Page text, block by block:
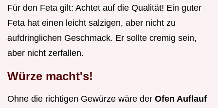
Für den Feta gilt: Achtet auf die Qualität! Ein guter
Feta hat einen leicht salzigen, aber nicht zu
aufdringlichen Geschmack. Er sollte cremig sein,
aber nicht zerfallen.
Würze macht's!
Ohne die richtigen Gewürze wäre der Ofen Auflauf